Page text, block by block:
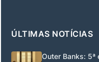
ÚLTIMAS NOTÍCIAS
Outer Banks: 5ª